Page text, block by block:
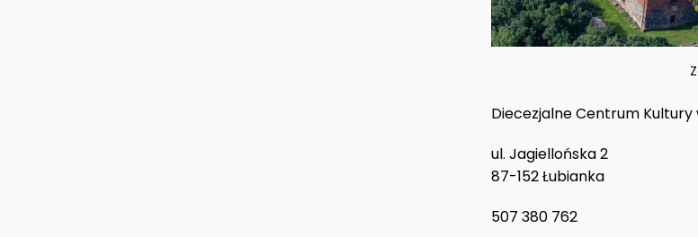
Diecezjalne Centrum Kultury
ul. Jagiellońska 2
87-152 Łubianka
507 380 762